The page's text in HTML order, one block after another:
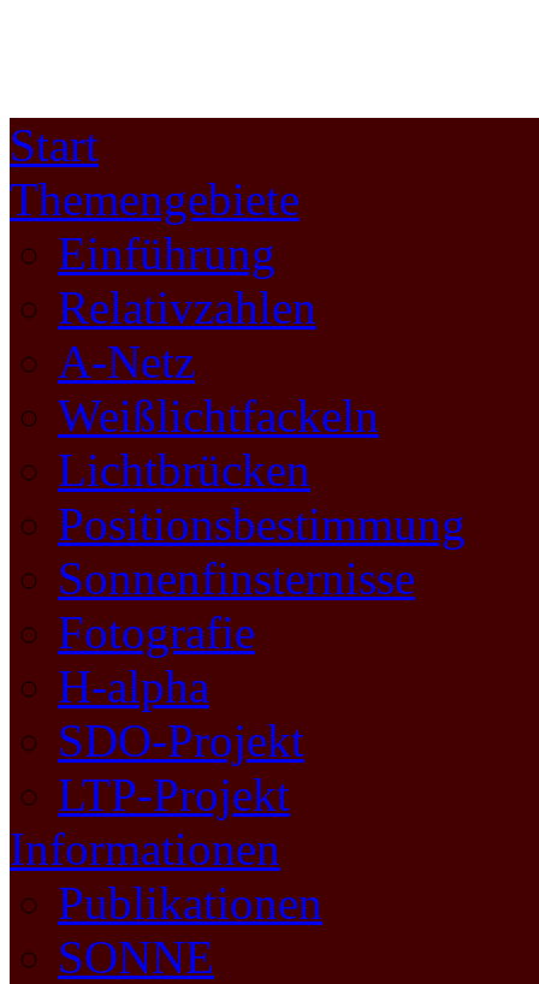
Start
Themengebiete
Einführung
Relativzahlen
A-Netz
Weißlichtfackeln
Lichtbrücken
Positionsbestimmung
Sonnenfinsternisse
Fotografie
H-alpha
SDO-Projekt
LTP-Projekt
Informationen
Publikationen
SONNE